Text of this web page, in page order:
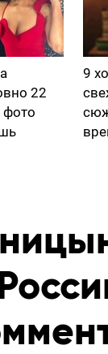
22
фото
9